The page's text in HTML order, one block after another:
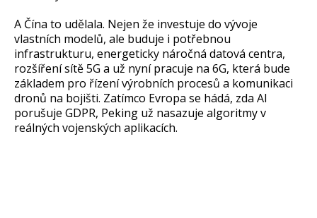
A Čína to udělala. Nejen že investuje do vývoje
vlastních modelů, ale buduje i potřebnou
infrastrukturu, energeticky náročná datová centra,
rozšíření sítě 5G a už nyní pracuje na 6G, která bude
základem pro řízení výrobních procesů a komunikaci
dronů na bojišti. Zatímco Evropa se hádá, zda AI
porušuje GDPR, Peking už nasazuje algoritmy v
reálných vojenských aplikacích.